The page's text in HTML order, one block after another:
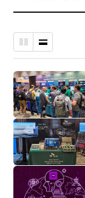
바
판
형
나
형